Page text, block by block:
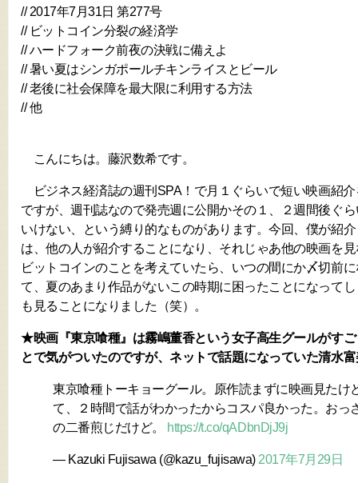
// 2017年7月31日 第277号
// ビットコイン分裂の経済学
// ハードフォーク前夜の決戦に備えよ
// 暑い夏はシンガポールチキンライスとビール
// 老後に社会保障を最大限に利用する方法
// 他
こんにちは。藤沢数希です。
ビジネス経済誌の週刊SPA！で月１ぐらいで短い映画紹
ですが、週刊誌なので発売週に公開かその１、２週間後ぐ
いけない、という縛り的なものがあります。今回、僕が紹
は、他の人が紹介することになり、それじゃあ他の映画を
ビットコインのことを考えていたら、いつの間にか〆切前
て、夏のあまり作品がないこの時期に困ったことになって
も見ることになりました（笑）。
★映画『東京喰種』は霧嶋董香という女子高生グールがす
とで気がついたのですが、ネットで話題になっていた清水
東京喰種トーキョーグール。原作読まずに映画見たけ
て、２時間で話がわかったからコスパ良かった。おっ
の二番煎じだけど。
https://t.co/qADbnDjJ9j
— Kazuki Fujisawa (@kazu_fujisawa) 2017年7月29日